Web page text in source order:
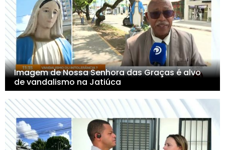
Imagem de Nossa Senhora das Graças é alvo
de vandalismo na Jatiúca